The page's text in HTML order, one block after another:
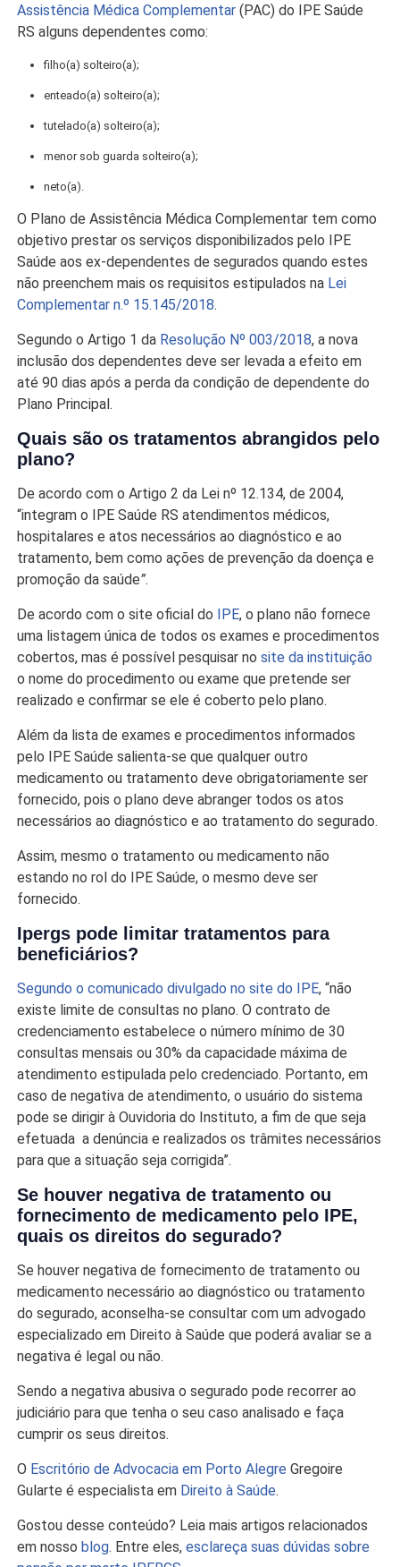
Assistência Médica Complementar(PAC) do IPE Saúde
RS alguns dependentes como:
filho(a) solteiro(a);
enteado(a) solteiro(a);
tutelado(a) solteiro(a);
menor sob guarda solteiro(a);
neto(a).
O Plano de Assistência Médica Complementar tem como
objetivo prestar os serviços disponibilizados pelo IPE
Saúde aos ex-dependentes de segurados quando estes
não preenchem mais os requisitos estipulados na Lei
Complementar n.º 15.145/2018.
Segundo o Artigo 1 da Resolução Nº 003/2018, a nova
inclusão dos dependentes deve ser levada a efeito em
até 90 dias após a perda da condição de dependente do
Plano Principal.
Quais são os tratamentos abrangidos pelo
plano?
De acordo com o Artigo 2 da Lei nº 12.134, de 2004,
“integram o IPE Saúde RS atendimentos médicos,
hospitalares e atos necessários ao diagnóstico e ao
tratamento, bem como ações de prevenção da doença e
promoção da saúde”.
De acordo com o site oficial do IPE, o plano não fornece
uma listagem única de todos os exames e procedimentos
cobertos, mas é possível pesquisar nosite da instituição
o nome do procedimento ou exame que pretende ser
realizado e confirmar se ele é coberto pelo plano.
Além da lista de exames e procedimentos informados
pelo IPE Saúde salienta-se que qualquer outro
medicamento ou tratamento deve obrigatoriamente ser
fornecido, pois o plano deve abranger todos os atos
necessários ao diagnóstico e ao tratamento do segurado.
Assim, mesmo o tratamento ou medicamento não
estando no rol do IPE Saúde, o mesmo deve ser
fornecido.
Ipergs pode limitar tratamentos para
beneficiários?
Segundo o comunicado divulgado no site do IPE, “não
existe limite de consultas no plano. O contrato de
credenciamento estabelece o número mínimo de 30
consultas mensais ou 30% da capacidade máxima de
atendimento estipulada pelo credenciado. Portanto, em
caso de negativa de atendimento, o usuário do sistema
pode se dirigir à Ouvidoria do Instituto, a fim de que seja
efetuada a denúncia e realizados os trâmites necessários
para que a situação seja corrigida”.
Se houver negativa de tratamento ou
fornecimento de medicamento pelo IPE,
quais os direitos do segurado?
Se houver negativa de fornecimento de tratamento ou
medicamento necessário ao diagnóstico ou tratamento
do segurado, aconselha-se consultar com um advogado
especializado em Direito à Saúde que poderá avaliar se a
negativa é legal ou não.
Sendo a negativa abusiva o segurado pode recorrer ao
judiciário para que tenha o seu caso analisado e faça
cumprir os seus direitos.
O Escritório de Advocacia em Porto Alegre Gregoire
Gularte é especialista em Direito à Saúde.
Gostou desse conteúdo? Leia mais artigos relacionados
em nossoblog. Entre eles, esclareça suas dúvidas sobre